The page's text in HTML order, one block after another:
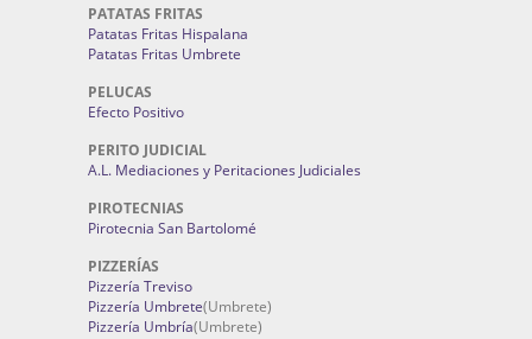
PATATAS FRITAS
Patatas Fritas Hispalana
Patatas Fritas Umbrete
PELUCAS
Efecto Positivo
PERITO JUDICIAL
A.L. Mediaciones y Peritaciones Judiciales
PIROTECNIAS
Pirotecnia San Bartolomé
PIZZERÍAS
Pizzería Treviso
Pizzería Umbrete(Umbrete)
Pizzería Umbría(Umbrete)